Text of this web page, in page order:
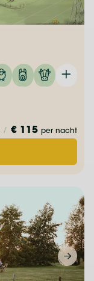
/ € 115 per nacht